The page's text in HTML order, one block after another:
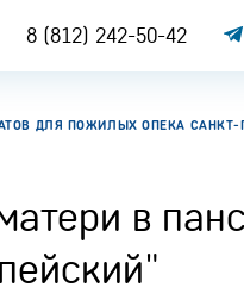
8 (812) 242-50-42
ДЛЯ ПОЖИЛЫХ ОПЕКА САНКТ-
в